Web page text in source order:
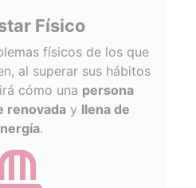
Físico
físicos de los que
al superar sus hábitos
cómo una persona
renovada y llena de
.